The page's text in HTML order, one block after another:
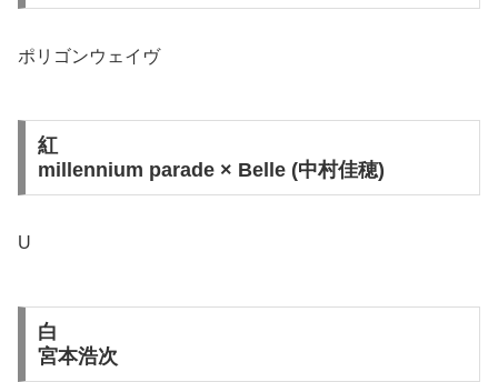
ポリゴンウェイヴ
紅
millennium parade × Belle (中村佳穂)
U
白
宮本浩次